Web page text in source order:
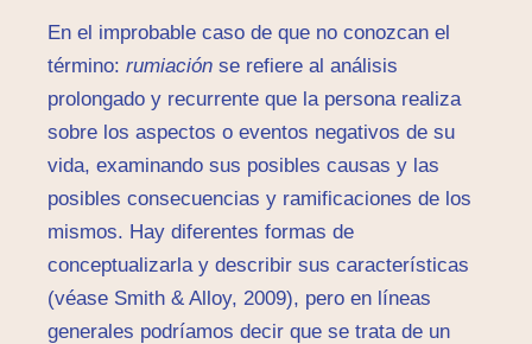
En el improbable caso de que no conozcan el
término: rumiación se refiere al análisis
prolongado y recurrente que la persona realiza
sobre los aspectos o eventos negativos de su
vida, examinando sus posibles causas y las
posibles consecuencias y ramificaciones de los
mismos. Hay diferentes formas de
conceptualizarla y describir sus características
(véase Smith & Alloy, 2009), pero en líneas
generales podríamos decir que se trata de un